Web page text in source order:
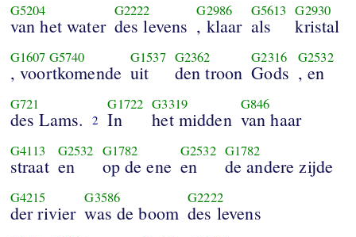
G5204
van het water
G2222
des levens
G2986
, klaar
G5613
als
G2930
kristal
G1607 G5740
, voortkomende
G1537
uit
G2362
den troon
G2316
Gods
G2532
, en
G721
des Lams. 2
G1722
In
G3319
het midden
G846
van haar
G4113
straat
G2532
en
G1782
op de ene
G2532
en
G1782
de andere zijde
G4215
der rivier
G3586
was de boom
G2222
des levens